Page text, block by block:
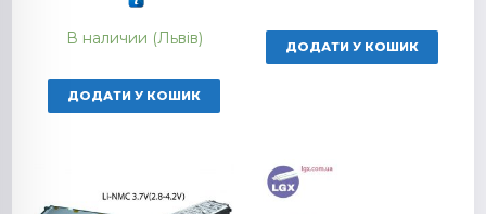
В наличии (Львів)
ДОДАТИ У КОШИК
ДОДАТИ У КОШИК